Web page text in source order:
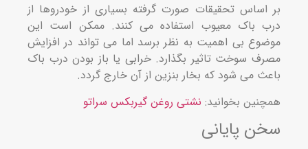
تحقیقات صورت گرفته بسیاری از خودروها از
باک معیوب استفاده می کنند. ممکن است این
بی اهمیت به نظر برسد اما می تواند در افزایش
سوخت تاثیر بگذارد. خرابی یا باز بودن درب باک
می شود که بخار بنزین از آن خارج گردد.
بخوانید: نشتی روغن گیربکس سراتو
پایانی